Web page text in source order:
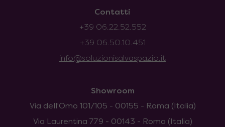
Contatti
+39 06.22.52.552
+39 06.50.10.451
info@soluzionisalvaspazio.it
Showroom
Via dell'Omo 101/105 - 00155 - Roma (Italia)
Via Laurentina 779 - 00143 - Roma (Italia)